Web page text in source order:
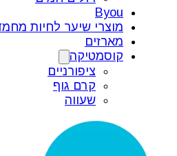
Byou
מוצרי שיער לחיות
מארזים
קוסמטיקה
ציפורניים
קרם גוף
שעווה